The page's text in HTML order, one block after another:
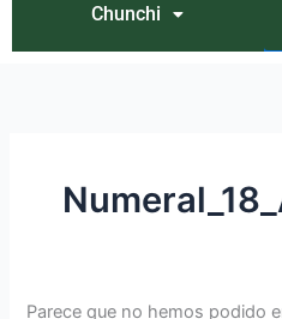
Chunchi
Parece que no hemos podido